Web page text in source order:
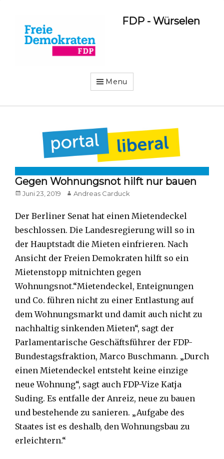
FDP - Würselen
Menu
Gegen Wohnungsnot hilft nur bauen
Posted
Juni 23, 2019 Author
Andreas Carduck
Der Berliner Senat hat einen Mietendeckel
beschlossen. Die Landesregierung will so in
der Hauptstadt die Mieten einfrieren. Nach
Ansicht der Freien Demokraten hilft so ein
Mietenstopp mitnichten gegen
Wohnungsnot.“Mietendeckel, Enteignungen
und Co. führen nicht zu einer Entlastung auf
dem Wohnungsmarkt und damit auch nicht zu
nachhaltig sinkenden Mieten“, sagt der
Parlamentarische Geschäftsführer der FDP-
Bundestagsfraktion, Marco Buschmann. „Durch
einen Mietendeckel entsteht keine einzige
neue Wohnung“, sagt auch FDP-Vize Katja
Suding. Es entfalle der Anreiz, neue zu bauen
und bestehende zu sanieren. „Aufgabe des
Staates ist es deshalb, den Wohnungsbau zu
erleichtern.“